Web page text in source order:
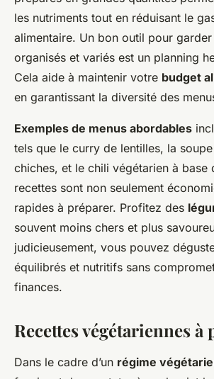
les nutriments tout en réduisant le
alimentaire. Un bon outil pour
organisés et variés est un planning
Cela aide à maintenir votre budget
en garantissant la diversité des
Exemples de menus abordables
tels que le curry de lentilles, la
chiches, et le chili végétarien à base
recettes sont non seulement
rapides à préparer. Profitez des
souvent moins chers et plus
judicieusement, vous pouvez
équilibrés et nutritifs sans
finances.
Recettes végétariennes à
Dans le cadre d’un régime